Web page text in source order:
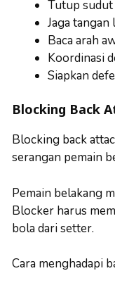
Tutup
Jaga
Baca arah
Koordinasi
Siapkan
Blocking Back
Blocking back
serangan pemain
Pemain belakang
Blocker harus
bola dari setter.
Cara menghadapi